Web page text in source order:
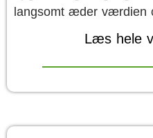
langsomt æder værdien
Læs hele